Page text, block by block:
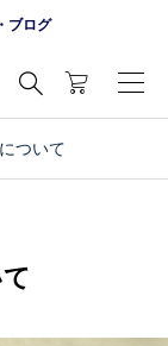
ブログ

ついて